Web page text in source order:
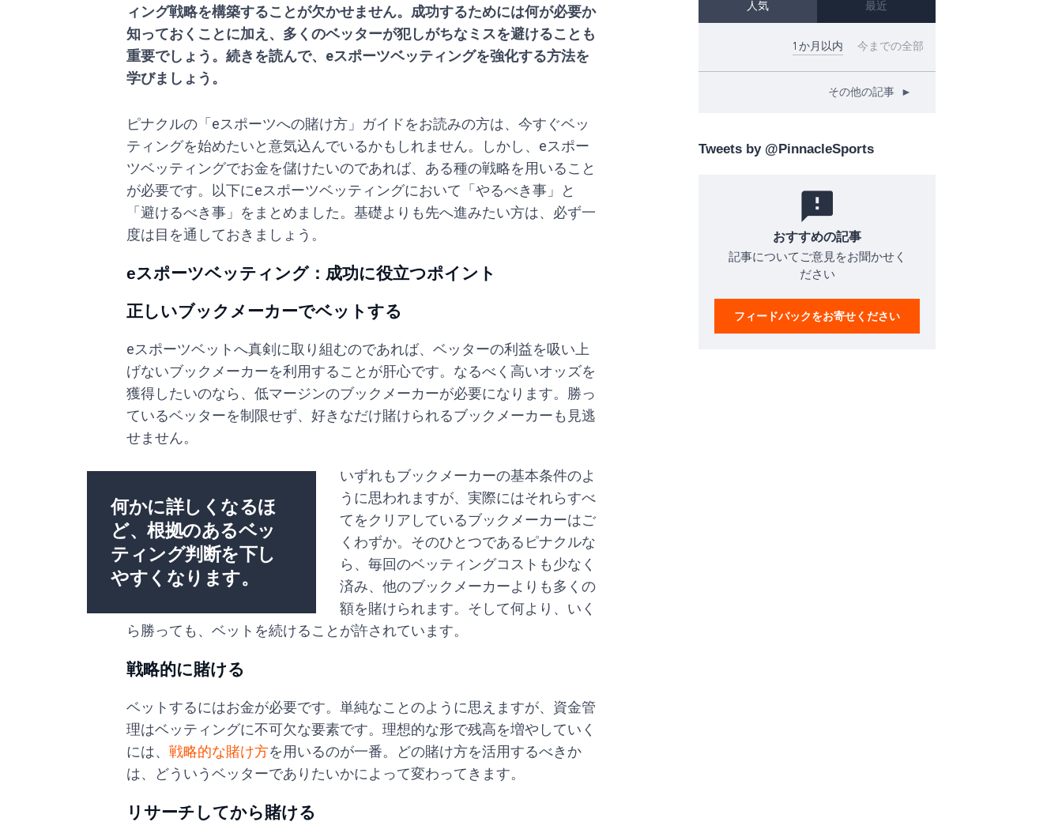
人気 最近
1か月以内 今までの全部
その他の記事 ►
Tweets by @PinnacleSports
おすすめの記事
記事についてご意見をお聞かせく
ださい
フィードバックをお寄せください
ィング戦略を構築することが欠かせません。成功するためには何が必要か
知っておくことに加え、多くのベッターが犯しがちなミスを避けることも
重要でしょう。続きを読んで、eスポーツベッティングを強化する方法を
学びましょう。
ピナクルの「eスポーツへの賭け方」ガイドをお読みの方は、今すぐベッ
ティングを始めたいと意気込んでいるかもしれません。しかし、eスポー
ツベッティングでお金を儲けたいのであれば、ある種の戦略を用いること
が必要です。以下にeスポーツベッティングにおいて「やるべき事」と
「避けるべき事」をまとめました。基礎よりも先へ進みたい方は、必ず一
度は目を通しておきましょう。
eスポーツベッティング：成功に役立つポイント
正しいブックメーカーでベットする
eスポーツベットへ真剣に取り組むのであれば、ベッターの利益を吸い上
げないブックメーカーを利用することが肝心です。なるべく高いオッズを
獲得したいのなら、低マージンのブックメーカーが必要になります。勝っ
ているベッターを制限せず、好きなだけ賭けられるブックメーカーも見逃
せません。
何かに詳しくなるほ
ど、根拠のあるベッ
ティング判断を下し
やすくなります。
いずれもブックメーカーの基本条件のよ
うに思われますが、実際にはそれらすべ
てをクリアしているブックメーカーはご
くわずか。そのひとつであるピナクルな
ら、毎回のベッティングコストも少なく
済み、他のブックメーカーよりも多くの
額を賭けられます。そして何より、いく
ら勝っても、ベットを続けることが許されています。
戦略的に賭ける
ベットするにはお金が必要です。単純なことのように思えますが、資金管
理はベッティングに不可欠な要素です。理想的な形で残高を増やしていく
には、 戦略的な賭け方を用いるのが一番。どの賭け方を活用するべきか
は、どういうベッターでありたいかによって変わってきます。
リサーチしてから賭ける